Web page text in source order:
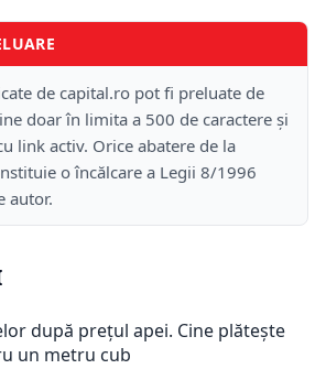
de capital.ro pot fi preluate de
doar în limita a 500 de caractere și
link activ. Orice abatere de la
o încălcare a Legii 8/1996
autor.
după prețul apei. Cine plătește
un metru cub